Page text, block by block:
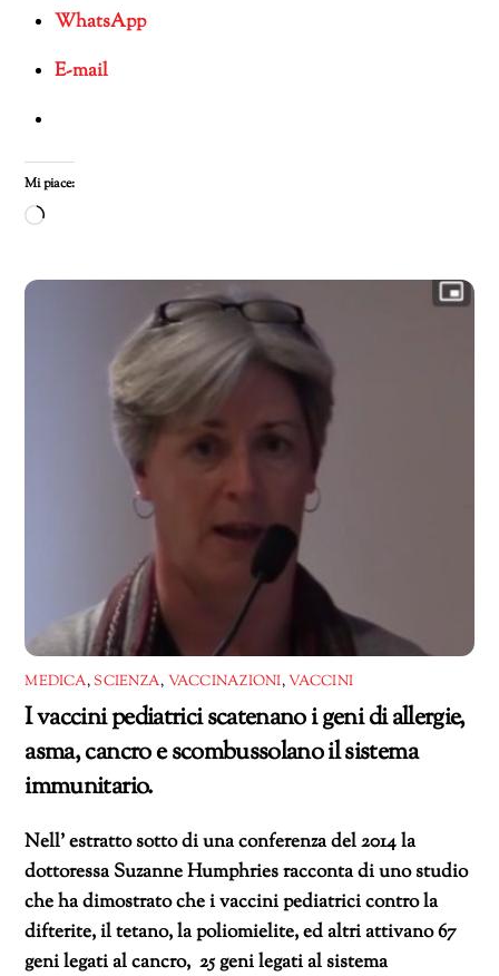
WhatsApp
E-mail
Mi piace:
Caricamento
corso…
MEDICA,SCIENZA, VACCINAZIONI,VACCINI
I vaccini pediatrici scatenano i geni di allergie,
asma, cancro e scombussolano il sistema
immunitario.
Nell’ estratto sotto di una conferenza del 2014 la
dottoressa Suzanne Humphries racconta di uno studio
che ha dimostrato che i vaccini pediatrici contro la
difterite, il tetano, la poliomielite, ed altri attivano 67
geni legati al cancro, 25 geni legati al sistema